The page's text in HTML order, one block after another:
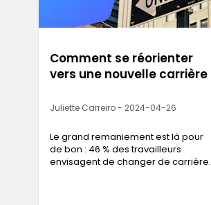
Comment se réorienter
vers une nouvelle carrière
Juliette Carreiro - 2024-04-26
Le grand remaniement est là pour
de bon : 46 % des travailleurs
envisagent de changer de carrière,